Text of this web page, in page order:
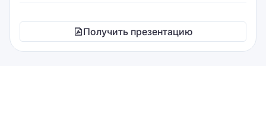
Получить презентацию